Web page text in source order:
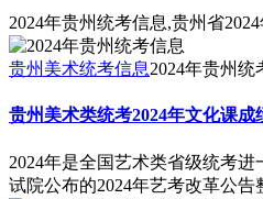
2024年贵州统考信息,贵州省
贵州美术统考信息2024年贵州统
贵州美术类统考2024年文化课成
2024年是全国艺术类省级统考
试院公布的2024年艺考改革公告